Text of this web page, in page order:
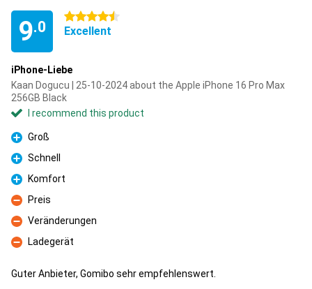
9.0
4.5 stars
Excellent
iPhone-Liebe
Kaan Dogucu | 25-10-2024 about the Apple iPhone 16 Pro Max
256GB Black
I recommend this product
Pro
Groß
Pro
Schnell
Pro
Komfort
Con
Preis
Con
Veränderungen
Con
Ladegerät
Guter Anbieter, Gomibo sehr empfehlenswert.